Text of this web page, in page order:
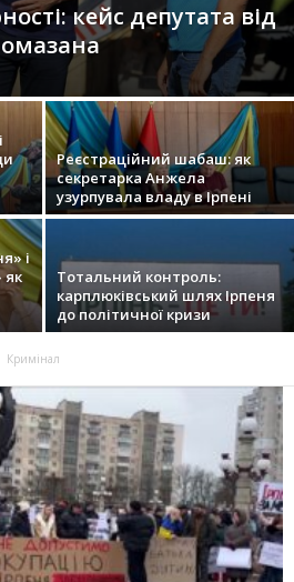
кейс депутата від
Реєстраційний шабаш: як
секретарка Анжела
узурпувала владу в Ірпені
і
як
Тотальний контроль:
карплюківський шлях Ірпеня
до політичної кризи
Кримінал